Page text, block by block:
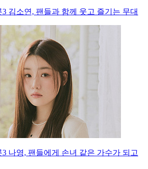
3 김소연, 팬들과 함께 웃고 즐기는 무대
3 나영, 팬들에게 손녀 같은 가수가 되고